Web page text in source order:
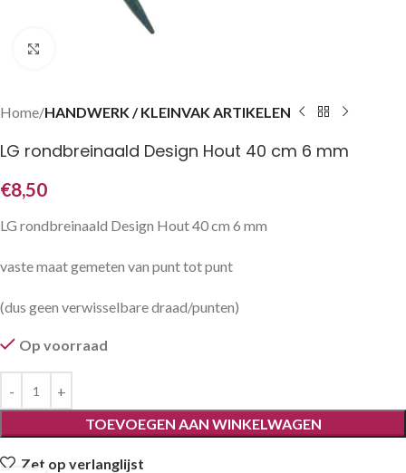
Home HANDWERK / KLEINVAK ARTIKELEN
LG rondbreinaald Design Hout 40 cm 6 mm
€8,50
LG rondbreinaald Design Hout 40 cm 6 mm
vaste maat gemeten van punt tot punt
(dus geen verwisselbare draad/punten)
Op voorraad
TOEVOEGEN AAN WINKELWAGEN
Zet op verlanglijst